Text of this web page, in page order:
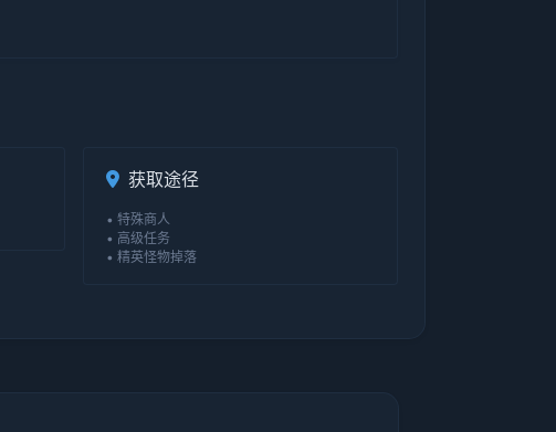
获取途径
• 特殊商人
• 高级任务
• 精英怪物掉落